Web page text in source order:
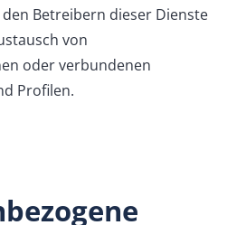
Betreibern dieser Dienste
von
oder verbundenen
Profilen.